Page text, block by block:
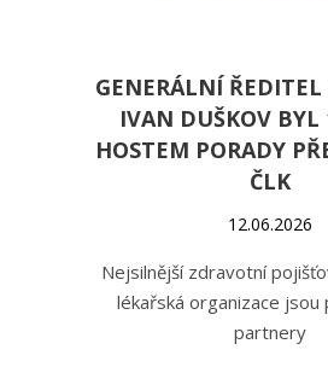
GENERÁLNÍ
IVAN DUŠKOV BYL
HOSTEM PORADY
ČLK
12.06.2026
Nejsilnější zdravotní
lékařská organizace jsou
partnery